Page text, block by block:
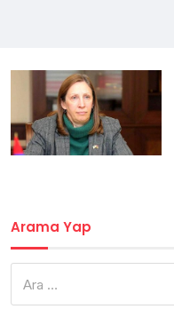
Arama Yap